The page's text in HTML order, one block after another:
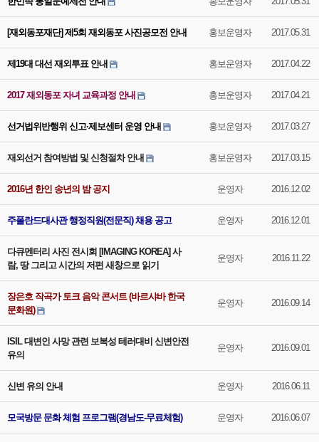
[재외동포재단] 제5회 재외동포 사진공모전 안내 홍보운영자 2017.05.31
제19대 대선 재외투표 안내 홍보운영자 2017.04.22
2017 재외동포 자녀 교육과정 안내 홍보운영자 2017.04.21
선거법위반행위 신고·제보센터 운영 안내 홍보운영자 2017.03.27
재외선거 참여방법 및 신청절차 안내 홍보운영자 2017.03.15
2016년 한인 송년의 밤 공지 운영자 2016.12.02
주폴란드대사관 행정직원(전문직) 채용 공고 운영자 2016.12.01
다큐멘터리 사진 전시회 [IMAGING KOREA] 사
람, 땅 그리고 시간의 저편 새창으로 읽기
운영자 2016.11.22
장은호 작곡가 토크 음악 콘서트 (바르샤바 한국
문화원)
운영자 2016.09.14
ISIL 대변인 사망 관련 보복성 테러대비 신변안전
유의
운영자 2016.09.01
신변 유의 안내 운영자 2016.06.11
모국방문 문화 체험 프로그램(경남도-무료체험) 운영자 2016.06.07